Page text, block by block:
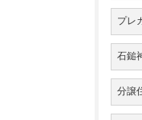
プレ
石鎚
分譲